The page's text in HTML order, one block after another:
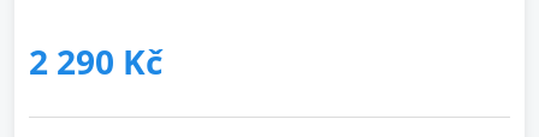
2 290 Kč